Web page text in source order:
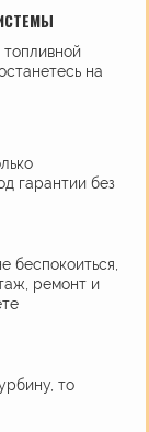
на
гарантии без
беспокоиться,
ремонт и
то